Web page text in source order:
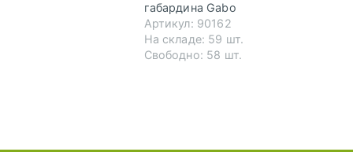
габардина Gabo
Артикул: 90162
На складе: 59 шт.
Свободно: 58 шт.